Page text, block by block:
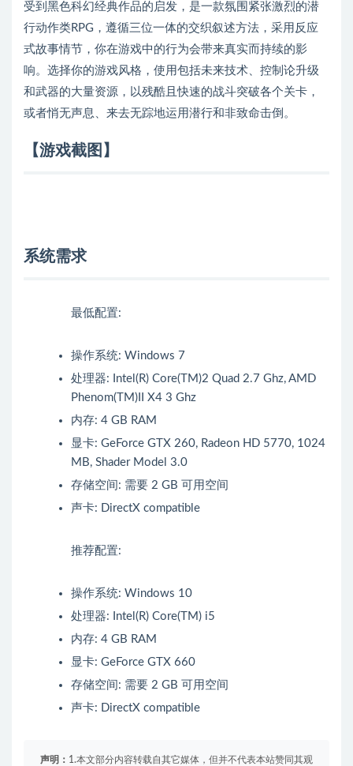
受到黑色科幻经典作品的启发，是一款氛围紧张激烈的潜
行动作类RPG，遵循三位一体的交织叙述方法，采用反应
式故事情节，你在游戏中的行为会带来真实而持续的影
响。选择你的游戏风格，使用包括未来技术、控制论升级
和武器的大量资源，以残酷且快速的战斗突破各个关卡，
或者悄无声息、来去无踪地运用潜行和非致命击倒。
【游戏截图】
系统需求
最低配置:
操作系统: Windows 7
处理器: Intel(R) Core(TM)2 Quad 2.7 Ghz, AMD
Phenom(TM)II X4 3 Ghz
内存: 4 GB RAM
显卡: GeForce GTX 260, Radeon HD 5770, 1024
MB, Shader Model 3.0
存储空间: 需要 2 GB 可用空间
声卡: DirectX compatible
推荐配置:
操作系统: Windows 10
处理器: Intel(R) Core(TM) i5
内存: 4 GB RAM
显卡: GeForce GTX 660
存储空间: 需要 2 GB 可用空间
声卡: DirectX compatible
声明： 1.本文部分内容转载自其它媒体，但并不代表本站赞同其观